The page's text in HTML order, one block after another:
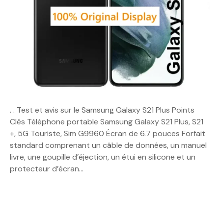
. . Test et avis sur le Samsung Galaxy S21 Plus Points
Clés Téléphone portable Samsung Galaxy S21 Plus, S21
+, 5G Touriste, Sim G9960 Écran de 6.7 pouces Forfait
standard comprenant un câble de données, un manuel
livre, une goupille d’éjection, un étui en silicone et un
protecteur d’écran…